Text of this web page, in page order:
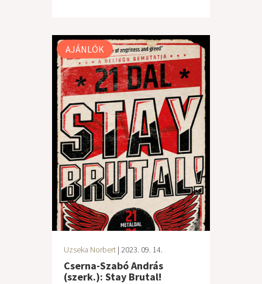
AJÁNLÓK
Uzseka Norbert | 2023. 09. 14.
Cserna-Szabó András
(szerk.): Stay Brutal!